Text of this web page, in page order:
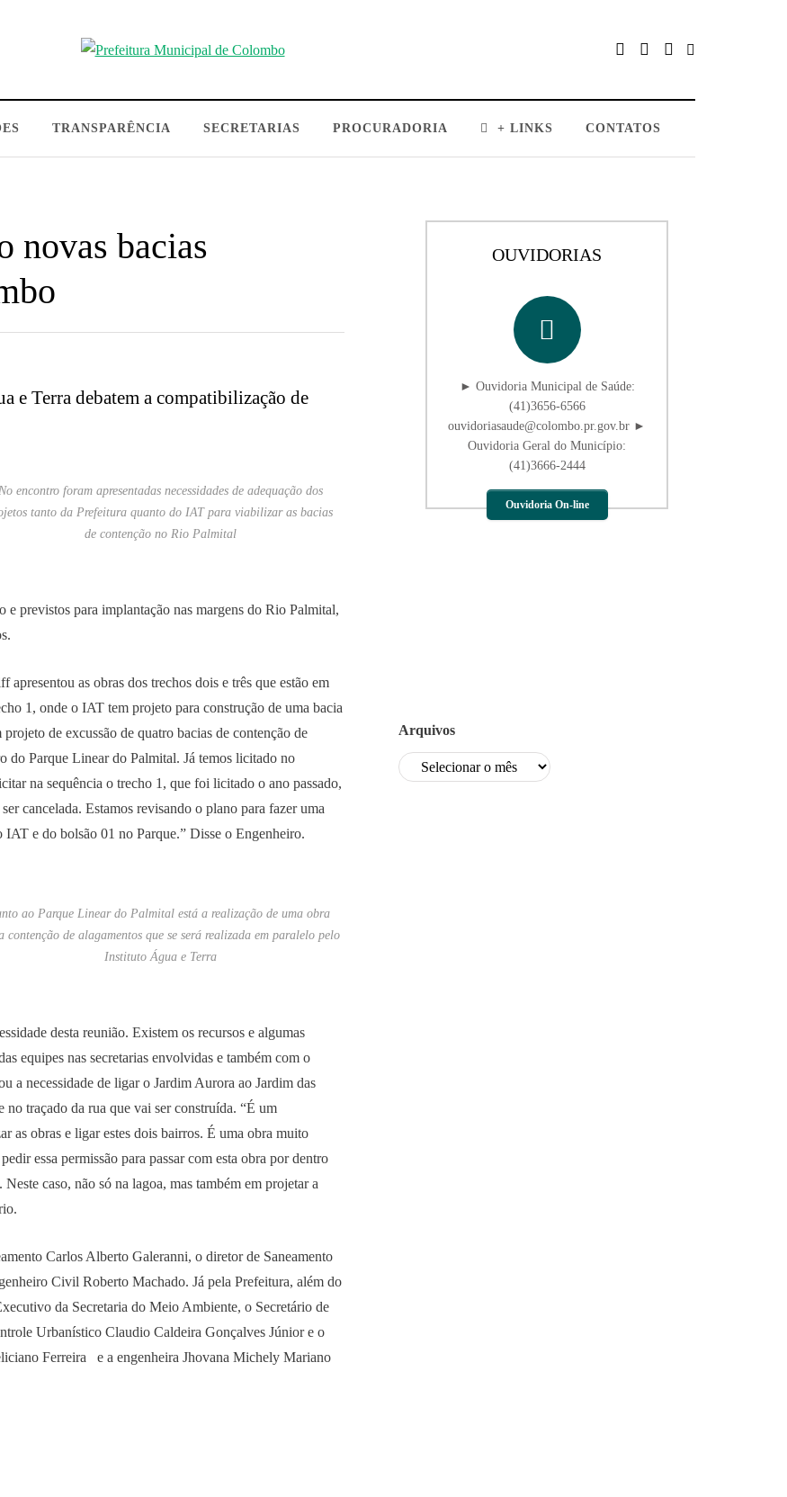
TRANSPARÊNCIA SECRETARIAS PROCURADORIA + LINKS CONTATOS
novas bacias
e Terra debatem a compatibilização de
encontro foram apresentadas necessidades de adequação dos
tanto da Prefeitura quanto do IAT para viabilizar as bacias
de contenção no Rio Palmital
previstos para implantação nas margens do Rio Palmital,
as obras dos trechos dois e três que estão em
1, onde o IAT tem projeto para construção de uma bacia
de excussão de quatro bacias de contenção de
do Parque Linear do Palmital. Já temos licitado no
na sequência o trecho 1, que foi licitado o ano passado,
cancelada. Estamos revisando o plano para fazer uma
e do bolsão 01 no Parque.” Disse o Engenheiro.
ao Parque Linear do Palmital está a realização de uma obra
contenção de alagamentos que se será realizada em paralelo pelo
Instituto Água e Terra
desta reunião. Existem os recursos e algumas
equipes nas secretarias envolvidas e também com o
a necessidade de ligar o Jardim Aurora ao Jardim das
no traçado da rua que vai ser construída. “É um
as obras e ligar estes dois bairros. É uma obra muito
essa permissão para passar com esta obra por dentro
caso, não só na lagoa, mas também em projetar a
Carlos Alberto Galeranni, o diretor de Saneamento
Civil Roberto Machado. Já pela Prefeitura, além do
da Secretaria do Meio Ambiente, o Secretário de
Urbanístico Claudio Caldeira Gonçalves Júnior e o
Ferreira e a engenheira Jhovana Michely Mariano
OUVIDORIAS
► Ouvidoria Municipal de Saúde:
(41)3656-6566
ouvidoriasaude@colombo.pr.gov.br ►
Ouvidoria Geral do Município:
(41)3666-2444
Ouvidoria On-line
Arquivos